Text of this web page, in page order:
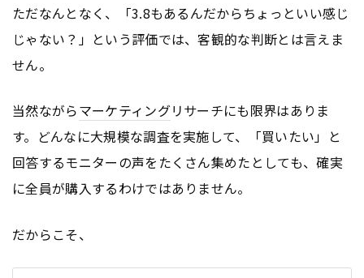
ただなんとなく、「3.8もあるんだからちょっといい感じ
じゃない？」という評価では、客観的な判断とは言えま
せん。
当然ながらマーケティングリサーチにも限界はありま
す。どんなに大規模な調査を実施して、「買いたい」と
回答するモニターの声をたくさん集めたとしても、確実
に全員が購入するわけではありません。
だからこそ、